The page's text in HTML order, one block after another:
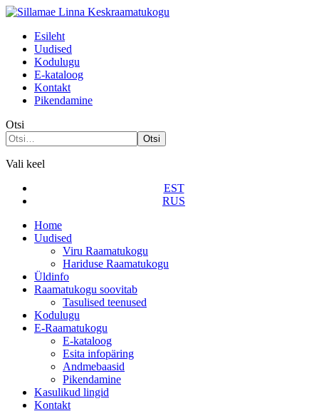
Esileht
Uudised
Kodulugu
Е-kataloog
Kontakt
Pikendamine
Otsi
Otsi
Vali keel
EST
RUS
Home
Uudised
Viru Raamatukogu
Hariduse Raamatukogu
Üldinfo
Raamatukogu soovitab
Tasulised teenused
Kodulugu
E-Raamatukogu
Е-kataloog
Esita infopäring
Andmebaasid
Pikendamine
Kasulikud lingid
Kontakt